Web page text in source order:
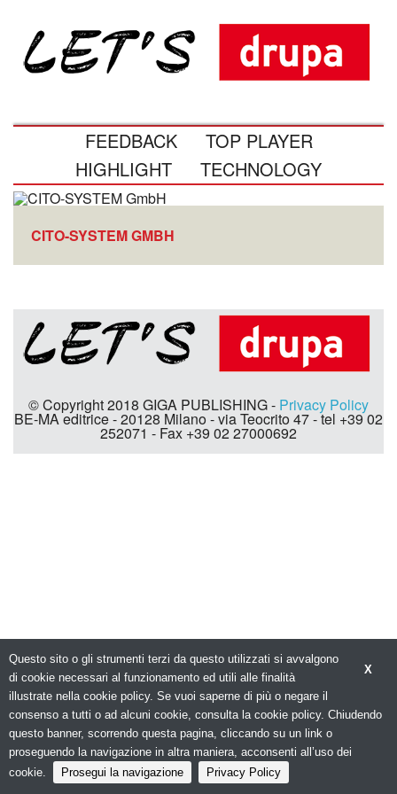
FEEDBACK
TOP PLAYER
HIGHLIGHT
TECHNOLOGY
CITO-SYSTEM GMBH
© Copyright 2018 GIGA PUBLISHING - Privacy Policy
BE-MA editrice - 20128 Milano - via Teocrito 47 - tel +39 02
252071 - Fax +39 02 27000692
X
Questo sito o gli strumenti terzi da questo utilizzati si avvalgono
di cookie necessari al funzionamento ed utili alle finalità
illustrate nella cookie policy. Se vuoi saperne di più o negare il
consenso a tutti o ad alcuni cookie, consulta la cookie policy. Chiudendo
questo banner, scorrendo questa pagina, cliccando su un link o
proseguendo la navigazione in altra maniera, acconsenti all’uso dei
cookie.
Prosegui la navigazione Privacy Policy